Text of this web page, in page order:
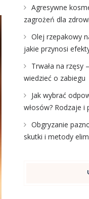
Agresywne
zagrożeń dla
Olej rzepakowy
jakie przynosi
Trwała na rzęsy
wiedzieć o zabiegu
Jak wybrać
włosów? Rodzaje i
Obgryzanie
skutki i metody